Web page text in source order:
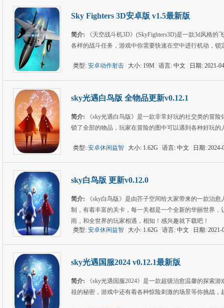
Sky Fighters 3D安卓版 v1.5最新版
简介:
《天空战斗机3D》(SkyFighters3D)是一款3d风格
各样的战斗任务，游戏中你需要快速在空中进行机动，
类型: 安卓动作射击 大小: 19M 语言: 中文 日期: 2021-
sky光遇白鸟版 全物品更新v0.12.1
简介:
《sky光遇白鸟版》是一款非常好玩的社交类的冒
锁了全部的物品，玩家在冒险的图中可以遇到各种好玩
类型: 安卓休闲益智 大小: 1.62G 语言: 中文 日期: 2024-
sky白鸟版 更新v0.12.0
简介:
《sky白鸟版》是由芥子空间给大家带来的一款治
制，有着丰富的关卡，每一关都是一个全新的华丽世界
雨，和全世界的玩家相遇，相知！感兴趣就下载吧！
类型: 安卓休闲益智 大小: 1.62G 语言: 中文 日期: 2021-
sky光遇国服2024 v0.12.1最新版
简介:
《sky光遇国服2024》是一款超级治愈温馨的探索
祖的秘密，游戏中还有着各种惊险刺激的场景等你挑战，